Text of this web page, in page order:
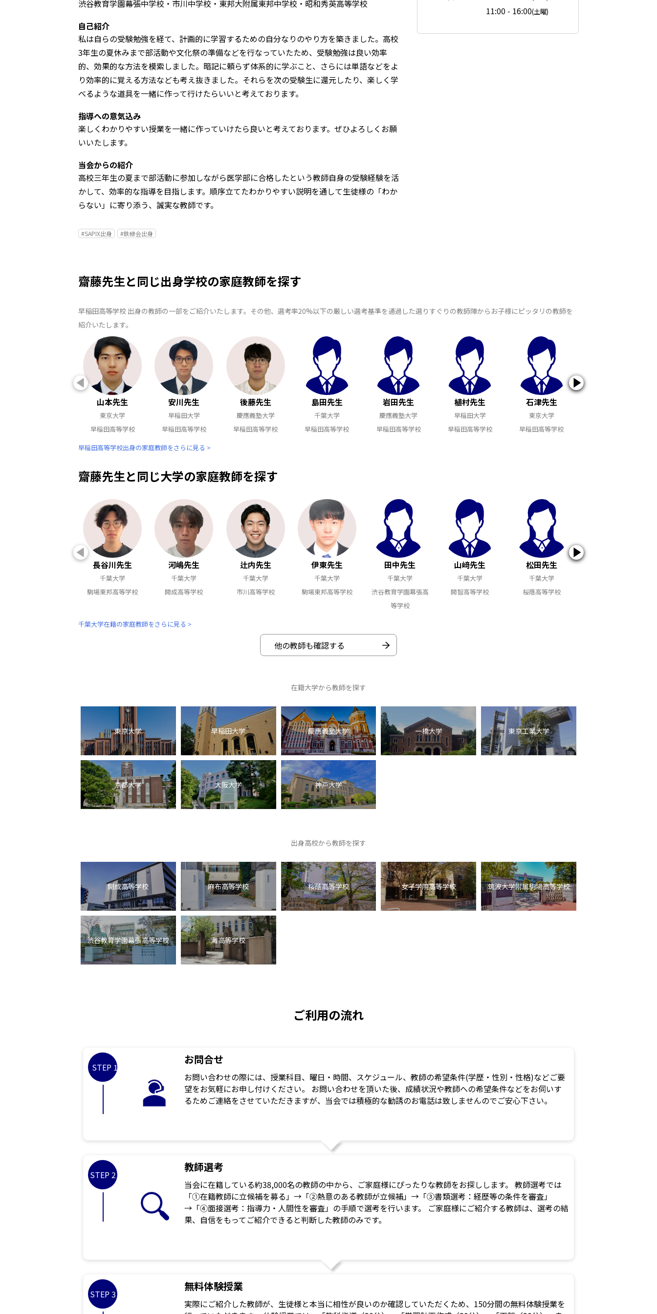
渋谷教育学園幕張中学校・市川中学校・東邦大附属東邦中学校・昭和秀英高等学校
自己紹介
私は自らの受験勉強を経て、計画的に学習するための自分なりのやり方を築きました。高校
3年生の夏休みまで部活動や文化祭の準備などを行なっていたため、受験勉強は良い効率
的、効果的な方法を模索しました。暗記に頼らず体系的に学ぶこと、さらには単語などをよ
り効率的に覚える方法なども考え抜きました。それらを次の受験生に還元したり、楽しく学
べるような道具を一緒に作って行けたらいいと考えております。
指導への意気込み
楽しくわかりやすい授業を一緒に作っていけたら良いと考えております。ぜひよろしくお願
いいたします。
当会からの紹介
高校三年生の夏まで部活動に参加しながら医学部に合格したという教師自身の受験経験を活
かして、効率的な指導を目指します。順序立てたわかりやすい説明を通して生徒様の「わか
らない」に寄り添う、誠実な教師です。
#SAPIX出身 #鉄緑会出身
11:00 - 16:00(土曜)
齋藤先生と同じ出身学校の家庭教師を探す
早稲田高等学校 出身の教師の一部をご紹介いたします。その他、選考率20%以下の厳しい選考基準を通過した選りすぐりの教師陣からお子様にピッタリの教師を
紹介いたします。
山本先生
東京大学
早稲田高等学校
安川先生
早稲田大学
早稲田高等学校
後藤先生
慶應義塾大学
早稲田高等学校
島田先生
千葉大学
早稲田高等学校
岩田先生
慶應義塾大学
早稲田高等学校
植村先生
早稲田大学
早稲田高等学校
石津先生
東京大学
早稲田高等学校
早稲田高等学校出身の家庭教師をさらに見る >
齋藤先生と同じ大学の家庭教師を探す
長谷川先生
千葉大学
駒場東邦高等学校
河嶋先生
千葉大学
開成高等学校
辻内先生
千葉大学
市川高等学校
伊東先生
千葉大学
駒場東邦高等学校
田中先生
千葉大学
渋谷教育学園幕張高
等学校
山﨑先生
千葉大学
開智高等学校
松田先生
千葉大学
桜蔭高等学校
千葉大学在籍の家庭教師をさらに見る >
他の教師も確認する
在籍大学から教師を探す
東京大学 早稲田大学 慶應義塾大学 一橋大学 東京工業大学
京都大学 大阪大学 神戸大学
出身高校から教師を探す
開成高等学校 麻布高等学校 桜蔭高等学校 女子学院高等学校 筑波大学附属駒場高等学校
渋谷教育学園幕張高等学校 灘高等学校
ご利用の流れ
STEP 1
お問合せ
お問い合わせの際には、授業科目、曜日・時間、スケジュール、教師の希望条件(学歴・性別・性格)などご要
望をお気軽にお申し付けください。 お問い合わせを頂いた後、成績状況や教師への希望条件などをお伺いす
るためご連絡をさせていただきますが、当会では積極的な勧誘のお電話は致しませんのでご安心下さい。
STEP 2
教師選考
当会に在籍している約38,000名の教師の中から、ご家庭様にぴったりな教師をお探しします。 教師選考では
「①在籍教師に立候補を募る」→「②熱意のある教師が立候補」→「③書類選考：経歴等の条件を審査」
→「④面接選考：指導力・人間性を審査」の手順で選考を行います。 ご家庭様にご紹介する教師は、選考の結
果、自信をもってご紹介できると判断した教師のみです。
STEP 3
無料体験授業
実際にご紹介した教師が、生徒様と本当に相性が良いのか確認していただくため、150分間の無料体験授業を